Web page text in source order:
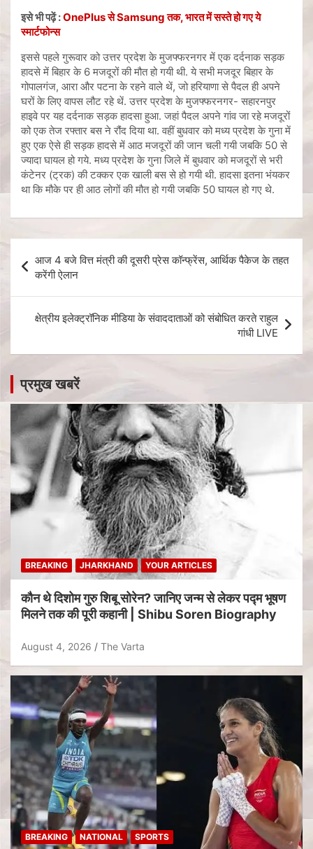
इसे भी पढ़ें :OnePlus से Samsung तक, भारत में सस्ते हो गए ये
स्मार्टफोन्स
इससे पहले गुरूवार को उत्तर प्रदेश के मुजफ्फरनगर में एक दर्दनाक सड़क
हादसे में बिहार के 6 मजदूरों की मौत हो गयी थी. ये सभी मजदूर बिहार के
गोपालगंज, आरा और पटना के रहने वाले थें, जो हरियाणा से पैदल ही अपने
घरों के लिए वापस लौट रहे थें. उत्तर प्रदेश के मुजफ्फरनगर- सहारनपुर
हाइवे पर यह दर्दनाक सड़क हादसा हुआ. जहां पैदल अपने गांव जा रहे मजदूरों
को एक तेज रफ्तार बस ने रौंद दिया था. वहीं बुधवार को मध्य प्रदेश के गुना में
हुए एक ऐसे ही सड़क हादसे में आठ मजदूरों की जान चली गयी जबकि 50 से
ज्यादा घायल हो गये. मध्य प्रदेश के गुना जिले में बुधवार को मजदूरों से भरी
कंटेनर (ट्रक) की टक्कर एक खाली बस से हो गयी थी. हादसा इतना भंयकर
था कि मौके पर ही आठ लोगों की मौत हो गयी जबकि 50 घायल हो गए थे.
आज 4 बजे वित्त मंत्री की दूसरी प्रेस कॉन्फ्रेंस, आर्थिक पैकेज के तहत
करेंगी ऐलान
क्षेत्रीय इलेक्ट्रॉनिक मीडिया के संवाददाताओं को संबोधित करते राहुल
गांधी LIVE
प्रमुख खबरें
BREAKING JHARKHAND YOUR ARTICLES
कौन थे दिशोम गुरु शिबू सोरेन? जानिए जन्म से लेकर पद्म भूषण
मिलने तक की पूरी कहानी | Shibu Soren Biography
August 4, 2026 The Varta
BREAKING NATIONAL SPORTS